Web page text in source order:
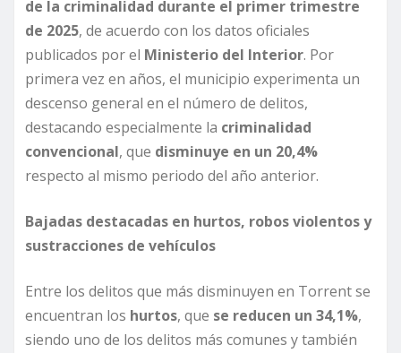
de la criminalidad durante el primer trimestre
de 2025, de acuerdo con los datos oficiales
publicados por el Ministerio del Interior. Por
primera vez en años, el municipio experimenta un
descenso general en el número de delitos,
destacando especialmente la criminalidad
convencional, que disminuye en un 20,4%
respecto al mismo periodo del año anterior.
Bajadas destacadas en hurtos, robos violentos y
sustracciones de vehículos
Entre los delitos que más disminuyen en Torrent se
encuentran los hurtos, que se reducen un 34,1%,
siendo uno de los delitos más comunes y también